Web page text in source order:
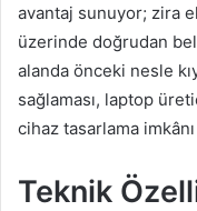
avantaj sunuyor; zira
üzerinde doğrudan
alanda önceki nesle
sağlaması, laptop
cihaz tasarlama imkânı
Teknik